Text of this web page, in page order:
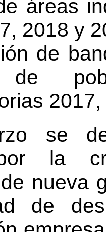
áreas
2018 y
de
de
se
la
nueva
de